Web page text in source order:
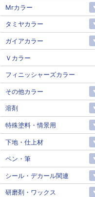
Mrカラー
タミヤカラー
ガイアカラー
Ｖカラー
フィニッシャーズカラー
その他カラー
溶剤
特殊塗料・情景用
下地・仕上材
ペン・筆
シール・デカール関連
研磨剤・ワックス